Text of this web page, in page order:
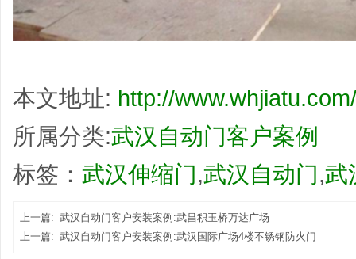
本文地址: http://
所属分类:武汉自动门客户案例
标签： 武汉伸缩门,武汉自动门,武
上一篇: 武汉自动门客户安装案例:武昌积玉桥万达广场
上一篇: 武汉自动门客户安装案例:武汉国际广场4楼不锈钢防火门